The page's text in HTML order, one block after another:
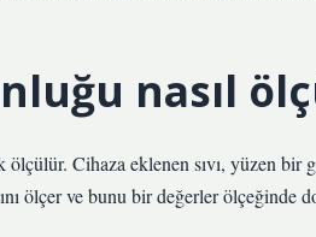
nasıl
Cihaza eklenen sıvı, yüzen bir
ölçer ve bunu bir değerler ölçeğinde